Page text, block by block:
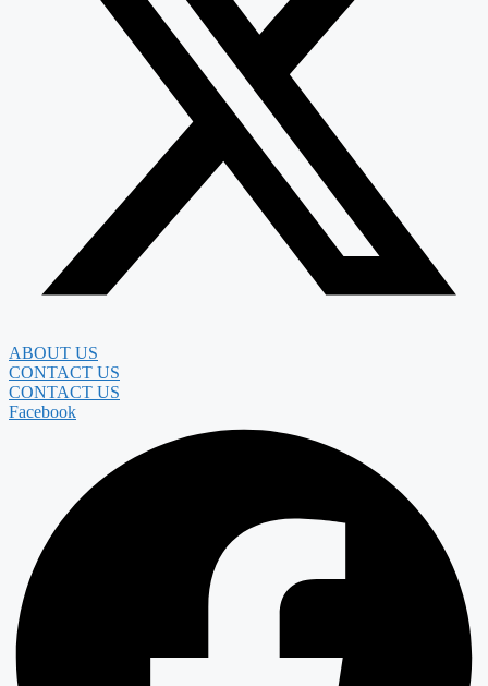
ABOUT US
CONTACT US
CONTACT US
Facebook